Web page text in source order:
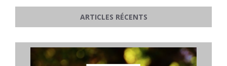
ARTICLES RÉCENTS